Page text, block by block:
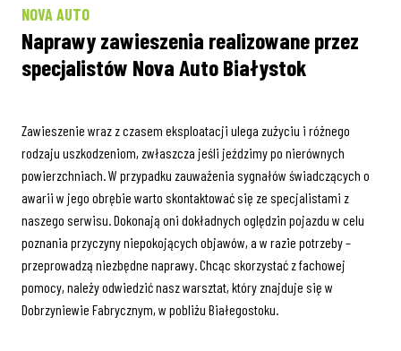
NOVA AUTO
Naprawy zawieszenia realizowane przez
specjalistów Nova Auto Białystok
Zawieszenie wraz z czasem eksploatacji ulega zużyciu i różnego
rodzaju uszkodzeniom, zwłaszcza jeśli jeździmy po nierównych
powierzchniach. W przypadku zauważenia sygnałów świadczących o
awarii w jego obrębie warto skontaktować się ze specjalistami z
naszego serwisu. Dokonają oni dokładnych oględzin pojazdu w celu
poznania przyczyny niepokojących objawów, a w razie potrzeby –
przeprowadzą niezbędne naprawy. Chcąc skorzystać z fachowej
pomocy, należy odwiedzić nasz warsztat, który znajduje się w
Dobrzyniewie Fabrycznym, w pobliżu Białegostoku.